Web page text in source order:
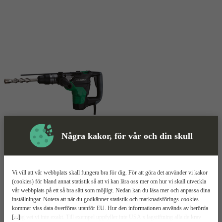
Några kakor, för vår och din skull
[...]
Vi vill att vår webbplats skall fungera bra för dig. För att göra det använder vi kakor
(cookies) för bland annat statistik så att vi kan lära oss mer om hur vi skall utveckla
vår webbplats på ett så bra sätt som möjligt. Nedan kan du läsa mer och anpassa dina
inställningar. Notera att när du godkänner statistik och marknadsförings-cookies
kommer viss data överföras utanför EU. Hur den informationen används av berörda
bolag vet vi inte exakt. Till exempel uppfyller inte USA:s lagstiftning alla de krav
Mer information
HiKOKI DH40MC
1100W effekt
Justerbar mejselvinkel i tolv steg